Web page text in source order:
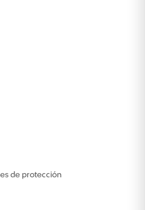
de protección